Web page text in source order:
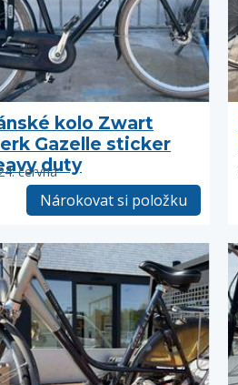
kolo Zwart
Gazelle sticker
duty
června
Nárokovat si položku